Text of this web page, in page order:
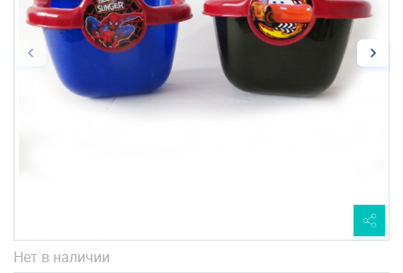
Нет в наличии